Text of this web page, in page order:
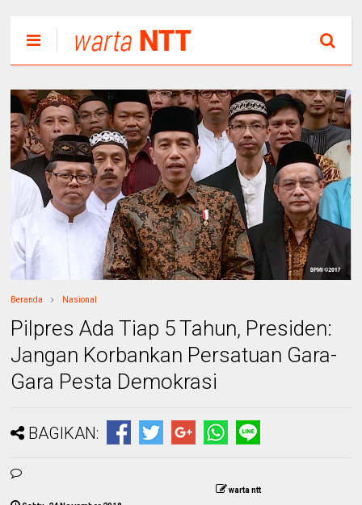
Beranda Nasional
Pilpres Ada Tiap 5 Tahun, Presiden:
Jangan Korbankan Persatuan Gara-
Gara Pesta Demokrasi
BAGIKAN:
warta ntt